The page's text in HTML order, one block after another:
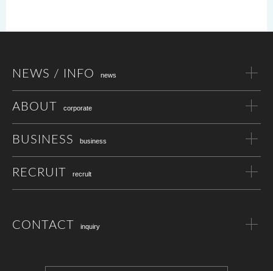
NEWS / INFO news
ABOUT corporate
BUSINESS business
RECRUIT recrult
CONTACT inquiry